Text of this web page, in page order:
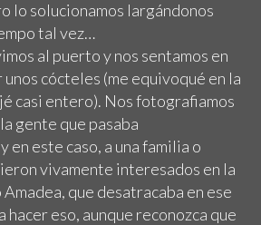
lo solucionamos largándonos
tal vez…
al puerto y nos sentamos en
cócteles (me equivoqué en la
casi entero). Nos fotografiamos
gente que pasaba
en este caso, a una familia o
vivamente interesados en la
que desatracaba en ese
hacer eso, aunque reconozca que